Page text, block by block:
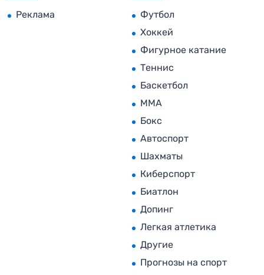
Реклама
Футбол
Хоккей
Фигурное катание
Теннис
Баскетбол
MMA
Бокс
Автоспорт
Шахматы
Киберспорт
Биатлон
Допинг
Легкая атлетика
Другие
Прогнозы на спорт